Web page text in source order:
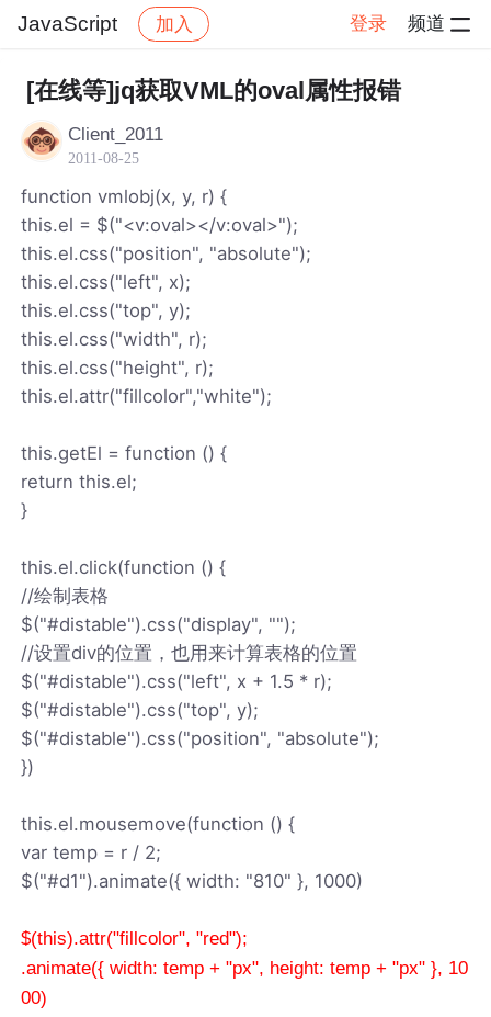
JavaScript 加入 登录 频道
社区 JavaScript 帖子详情
[在线等]jq获取VML的oval属性报错
Client_2011
2011-08-25
function vmlobj(x, y, r) {
this.el = $("<v:oval></v:oval>");
this.el.css("position", "absolute");
this.el.css("left", x);
this.el.css("top", y);
this.el.css("width", r);
this.el.css("height", r);
this.el.attr("fillcolor","white");
this.getEl = function () {
return this.el;
}
this.el.click(function () {
//绘制表格
$("#distable").css("display", "");
//设置div的位置，也用来计算表格的位置
$("#distable").css("left", x + 1.5 * r);
$("#distable").css("top", y);
$("#distable").css("position", "absolute");
})
this.el.mousemove(function () {
var temp = r / 2;
$("#d1").animate({ width: "810" }, 1000)
$(this).attr("fillcolor", "red");
.animate({ width: temp + "px", height: temp + "px" }, 10
00)